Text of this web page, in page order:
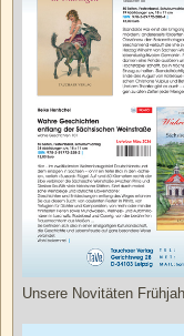
Unsere Novitäten